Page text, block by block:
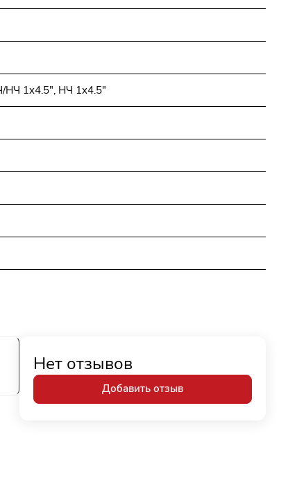
НЧ 1x4.5", НЧ 1x4.5"
Нет отзывов
Добавить отзыв